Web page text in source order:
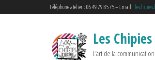
Téléphone atelier : 06 49 79 85 75 – Email :
Les
L’art de la